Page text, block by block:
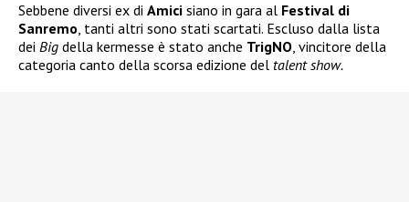
Sebbene diversi ex di Amici siano in gara al Festival di
Sanremo, tanti altri sono stati scartati. Escluso dalla lista
dei Big della kermesse è stato anche TrigNO, vincitore della
categoria canto della scorsa edizione del talent show.